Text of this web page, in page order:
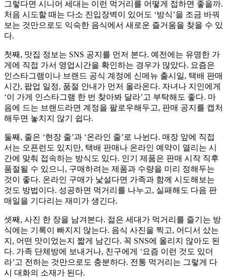
그렇다면 시니어 세대는 이런 먹거리를 어떻게 접하면 좋을까.
처음 시도할 때는 다소 진입장벽이 있어도 ‘방식’을 조금 바꿔
보는 것만으로도 익숙한 음식에서 새로운 즐거움을 찾을 수 있
다.
첫째, 맛집 정보는 SNS 공지를 먼저 본다. 예전에는 유명한 가
게에 직접 가서 영업시간을 확인하는 경우가 많았다. 요즘은
인스타그램이나 브랜드 공식 계정에 신메뉴 출시일, 택배 판매
시간, 팝업 일정, 품절 안내가 먼저 올라온다. 자녀나 지인에게
‘이 가게 인스타그램 한 번 찾아봐 달라’고 부탁해도 좋다. 마
음에 드는 브랜드라면 계정을 팔로우해두고, 판매 공지를 캡처
해두면 놓치지 않기 쉽다.
둘째, 줄은 ‘현장 줄’과 ‘온라인 줄’로 나뉜다. 매장 앞에 직접
서는 오픈런도 있지만, 택배 판매나 온라인 예약이 열리는 시
간에 맞춰 접속하는 방식도 있다. 인기 제품은 판매 시작 직후
품절될 수 있으니, 구매하려는 제품과 수량을 미리 정해두는
것이 좋다. 온라인 구매가 낯설다면 가족과 함께 시도해보는
것도 방법이다. 성공하면 먹거리를 나누고, 실패해도 다음 판
매일을 기다리는 재미가 생긴다.
셋째, 사진 한 장을 남겨본다. 젊은 세대가 먹거리를 즐기는 방
식에는 기록이 빠지지 않는다. 음식 사진을 찍고, 어디서 샀는
지, 어떤 맛이었는지 짧게 남긴다. 꼭 SNS에 올리지 않아도 된
다. 가족 단체방에 보내거나, 친구에게 ‘요즘 이런 것도 있더
라’고 전하는 것만으로도 충분하다. 전통 먹거리는 그렇게 다
시 대화의 소재가 된다.